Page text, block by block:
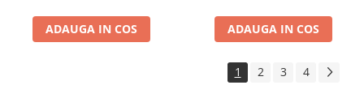
ADAUGA IN COS ADAUGA IN COS
1 2 3 4